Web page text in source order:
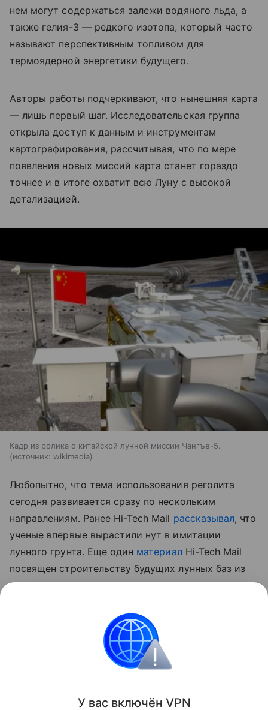
нем могут содержаться залежи водяного льда, а
также гелия-3 — редкого изотопа, который часто
называют перспективным топливом для
термоядерной энергетики будущего.
Авторы работы подчеркивают, что нынешняя карта
— лишь первый шаг. Исследовательская группа
открыла доступ к данным и инструментам
картографирования, рассчитывая, что по мере
появления новых миссий карта станет гораздо
точнее и в итоге охватит всю Луну с высокой
детализацией.
Кадр из ролика о китайской лунной миссии Чангъе-5.
источник: wikimedia
Любопытно, что тема использования реголита
сегодня развивается сразу по нескольким
направлениям. Ранее Hi-Tech Mail рассказывал, что
ученые впервые вырастили нут в имитации
лунного грунта. Еще один материалHi-Tech Mail
посвящен строительству будущих лунных баз из
самого реголита. В нем рассматривается
создания инфраструктуры прямо на месте.
Поделиться
У вас включён VPN